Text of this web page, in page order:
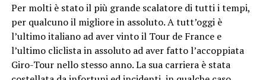
Per molti è stato il più grande scalatore di tutti i tempi,
per qualcuno il migliore in assoluto. A tutt’oggi è
l’ultimo italiano ad aver vinto il Tour de France e
l’ultimo cliclista in assoluto ad aver fatto l’accoppiata
Giro-Tour nello stesso anno. La sua carriera è stata